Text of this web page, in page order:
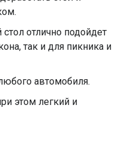
отлично подойдет
так и для пикника и
автомобиля.
этом легкий и